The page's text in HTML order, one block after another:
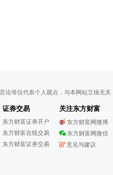
论等仅代表个人观点，与本网站立场无
证券交易
东方财富证券开户
东方财富在线交易
东方财富证券交易
关注东方财富
东方财富网微博
东方财富网微信
意见与建议